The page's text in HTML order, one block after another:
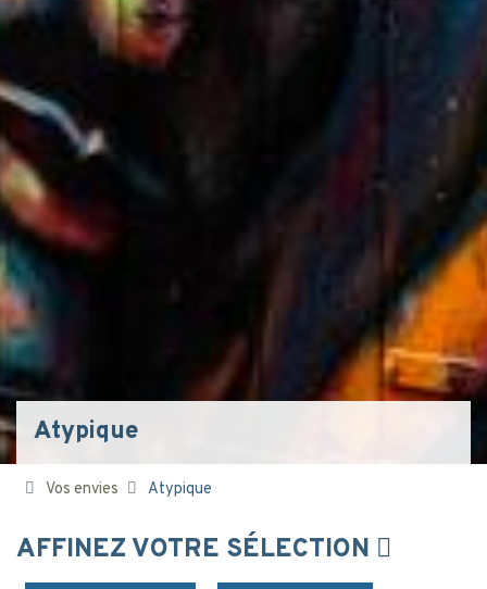
Atypique
Vos envies Atypique
AFFINEZ VOTRE SÉLECTION